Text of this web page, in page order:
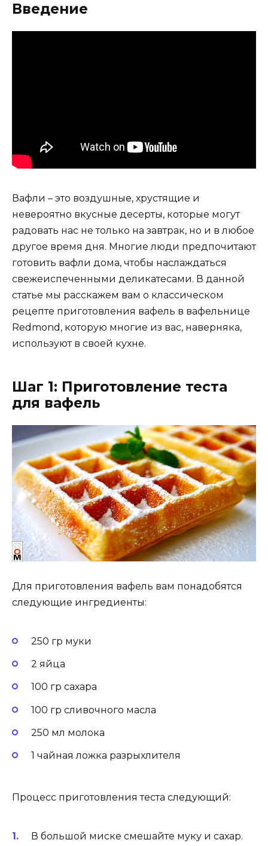
Введение
Вафли – это воздушные, хрустящие и
невероятно вкусные десерты, которые могут
радовать нас не только на завтрак, но и в любое
другое время дня. Многие люди предпочитают
готовить вафли дома, чтобы наслаждаться
свежеиспеченными деликатесами. В данной
статье мы расскажем вам о классическом
рецепте приготовления вафель в вафельнице
Redmond, которую многие из вас, наверняка,
используют в своей кухне.
Шаг 1: Приготовление теста
для вафель
Для приготовления вафель вам понадобятся
следующие ингредиенты:
250 гр муки
2 яйца
100 гр сахара
100 гр сливочного масла
250 мл молока
1 чайная ложка разрыхлителя
Процесс приготовления теста следующий:
В большой миске смешайте муку и сахар.